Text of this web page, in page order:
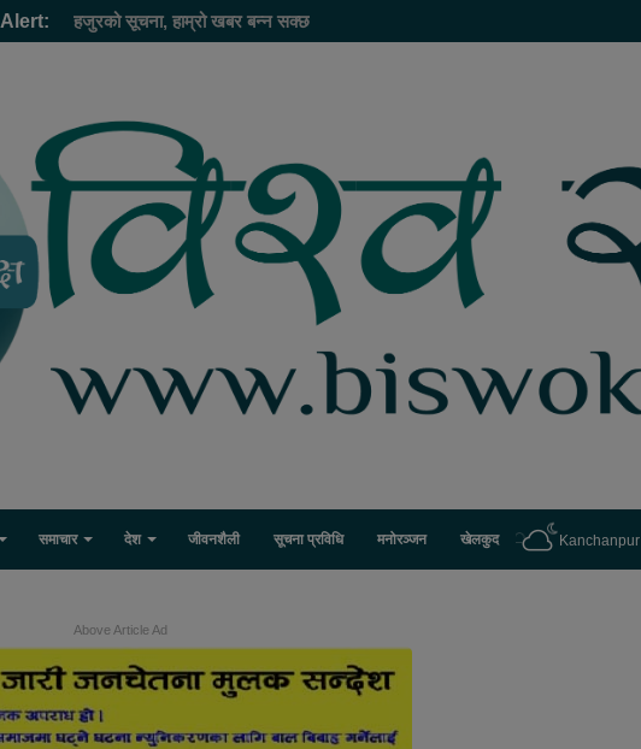
Alert: हजुरको सूचना, हाम्रो खबर बन्न सक्छ
समाचार देश जीवनशैली सूचना प्रविधि मनोरञ्जन खेलकुद Kanchanpur
Above Article Ad